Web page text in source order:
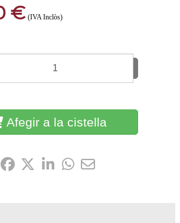
€ (IVA Inclòs)
Afegir a la cistella